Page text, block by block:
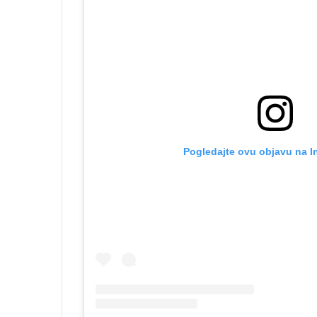
Pogledajte ovu objavu na